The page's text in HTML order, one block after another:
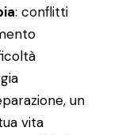
: conflitti
un
vita